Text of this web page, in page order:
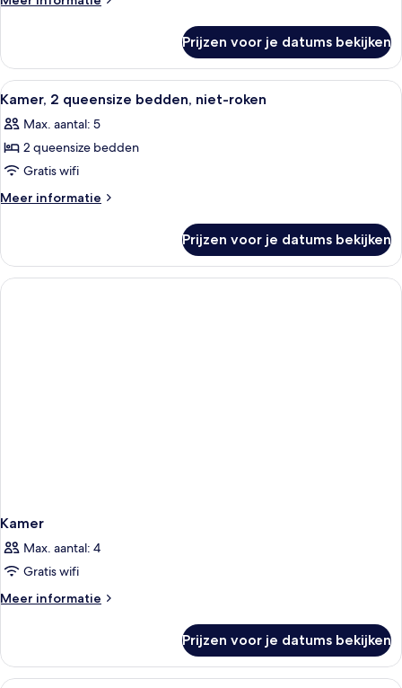
roken
laden
1
kingsize
bed,
roken
Prijzen voor je datums bekijken
Alle
foto's
voor
Kamer,
2
queensize
roken
laden
Een hotelkamer met twee bedden,
3
Kamer, 2 queensize bedden, niet-roken
Max. aantal: 5
2 queensize bedden
Gratis wifi
Meer informatie
Meer
2
queensize
bedden,
Prijzen voor je datums bekijken
Kamer
Max. aantal: 4
Gratis wifi
Meer informatie
Meer
Prijzen voor je datums bekijken
Luxe beddengoed, een bureau,